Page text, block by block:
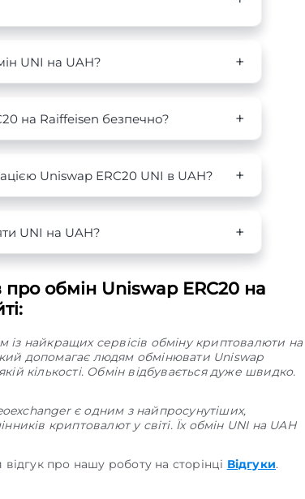
UNI на UAH?
на Raiffeisen безпечно?
Uniswap ERC20 UNI в UAH?
UNI на UAH?
обмін Uniswap ERC20 на
із найкращих сервісів обміну криптовалюти на
допомагає людям обмінювати Uniswap
кількості. Обмін відбувається дуже швидко.
є одним з найпросунутіших,
криптовалют у світі. Їх обмін UNI на UAH
про нашу роботу на сторінці Відгуки.